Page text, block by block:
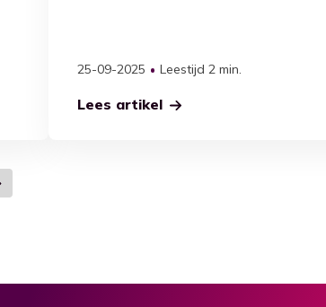
25-09-2025 Leestijd 2 min.
Lees artikel